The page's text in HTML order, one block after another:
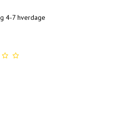
4-7 hverdage